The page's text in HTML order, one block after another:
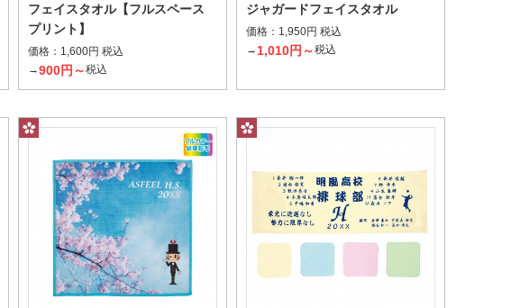
フェイスタオル【フルスペース
プリント】
価格： 1,600円 税込
→900円～税込
ジャガードフェイスタオル
価格： 1,950円 税込
→ 1,010円～税込